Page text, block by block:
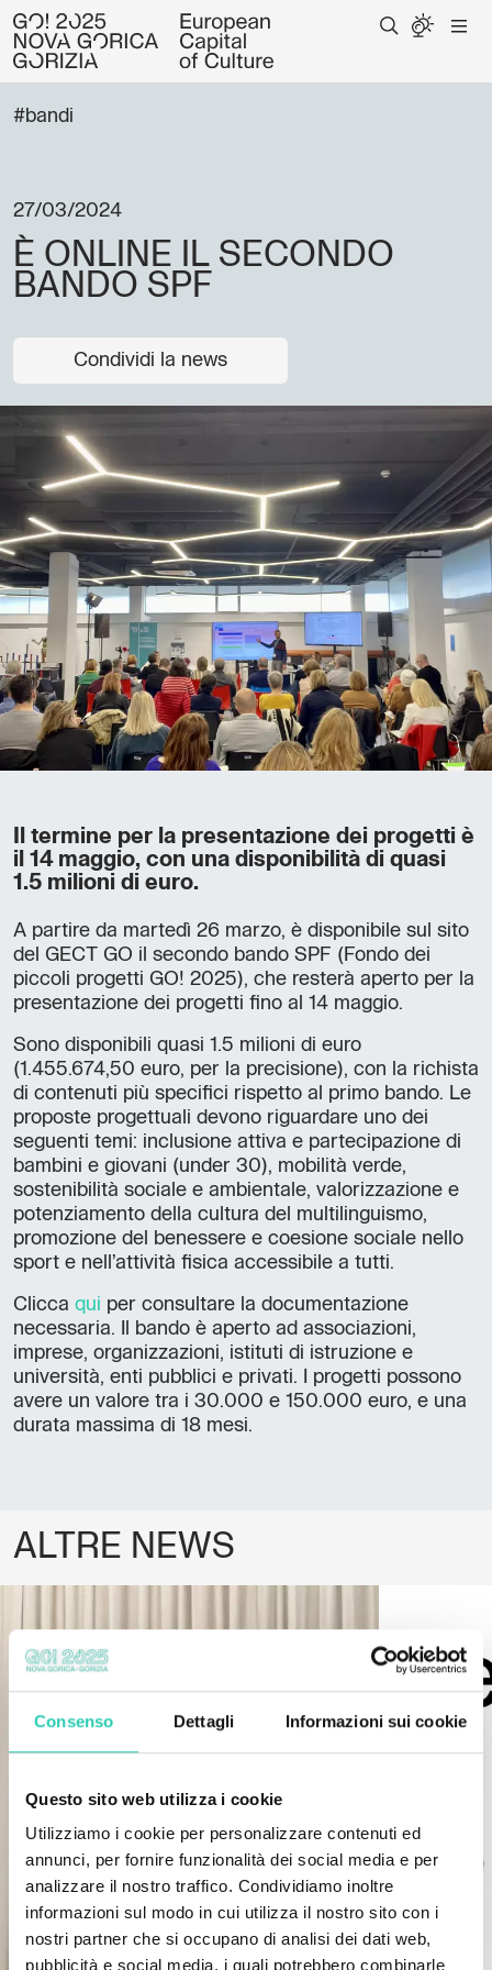
Consenso Dettagli Informazioni sui cookie
Questo sito web utilizza i cookie
Utilizziamo i cookie per personalizzare contenuti ed
annunci, per fornire funzionalità dei social media e per
analizzare il nostro traffico. Condividiamo inoltre
informazioni sul modo in cui utilizza il nostro sito con i
nostri partner che si occupano di analisi dei dati web,
pubblicità e social media, i quali potrebbero combinarle
#bandi
27/03/2024
È ONLINE IL SECONDO
BANDO SPF
Condividi la news
Il termine per la presentazione dei progetti è
il 14 maggio, con una disponibilità di quasi
1.5 milioni di euro.
A partire da martedì 26 marzo, è disponibile sul sito
del GECT GO il secondo bando SPF (Fondo dei
piccoli progetti GO! 2025), che resterà aperto per la
presentazione dei progetti fino al 14 maggio.
Sono disponibili quasi 1.5 milioni di euro
(1.455.674,50 euro, per la precisione), con la richista
di contenuti più specifici rispetto al primo bando. Le
proposte progettuali devono riguardare uno dei
seguenti temi: inclusione attiva e partecipazione di
bambini e giovani (under 30), mobilità verde,
sostenibilità sociale e ambientale, valorizzazione e
potenziamento della cultura del multilinguismo,
promozione del benessere e coesione sociale nello
sport e nell’attività fisica accessibile a tutti.
Clicca qui per consultare la documentazione
necessaria. Il bando è aperto ad associazioni,
imprese, organizzazioni, istituti di istruzione e
università, enti pubblici e privati. I progetti possono
avere un valore tra i 30.000 e 150.000 euro, e una
durata massima di 18 mesi.
ALTRE NEWS